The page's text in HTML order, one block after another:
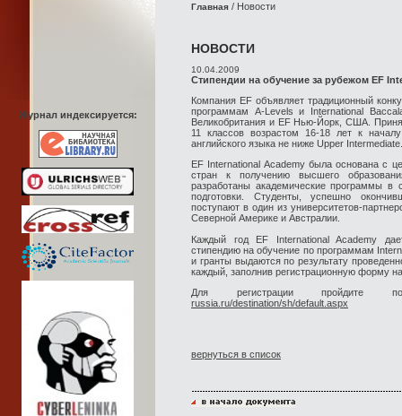
Журнал индексируется:
Главная / Новости
НОВОСТИ
10.04.2009
Стипендии на обучение за рубежом EF
Компания EF объявляет традиционный
программам A-Levels и International
Великобритания и EF Нью-Йорк, США.
11 классов возрастом 16-18 лет к
английского языка не ниже Upper Intermediate.
EF International Academy была основана с
стран к получению высшего
разработаны академические программы в
подготовки. Студенты, успешно
поступают в один из университетов-
Северной Америке и Австралии.
Каждый год EF International Academy
стипендию на обучение по программам
и гранты выдаются по результату
каждый, заполнив регистрационную форму
Для регистрации
russia.ru/destination/sh/default.aspx
вернуться в список